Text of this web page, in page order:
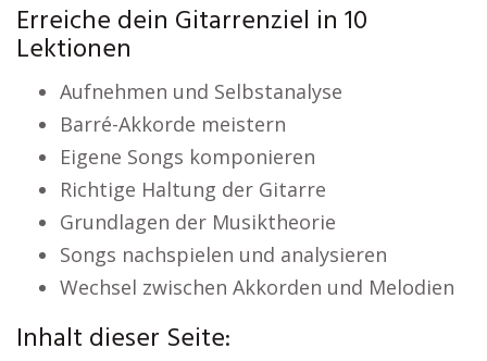
Erreiche dein Gitarrenziel in 10
Lektionen
Aufnehmen und Selbstanalyse
Barré-Akkorde meistern
Eigene Songs komponieren
Richtige Haltung der Gitarre
Grundlagen der Musiktheorie
Songs nachspielen und analysieren
Wechsel zwischen Akkorden und Melodien
Inhalt dieser Seite: